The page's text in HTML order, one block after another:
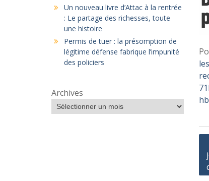
Un nouveau livre d’Attac à la rentrée
: Le partage des richesses, toute
une histoire
Permis de tuer : la présomption de
légitime défense fabrique l’impunité
des policiers
Archives